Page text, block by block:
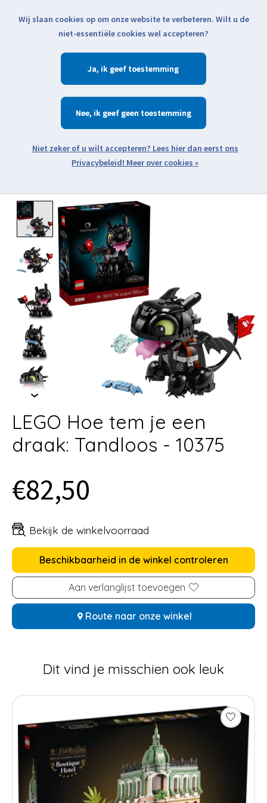
Klik voor actuele verzendinformatie...
Verlanglijst
Zoeken
Open webshop menu
Product image slideshow Items
LEGO Hoe tem je een
draak: Tandloos - 10375
€82,50
Bekijk de winkelvoorraad
Beschikbaarheid in de winkel controleren
Aan verlanglijst toevoegen
Route naar onze winkel
Dit vind je misschien ook leuk
Wij slaan cookies op om onze website te verbeteren. Wilt u de
niet-essentiële cookies wel accepteren?
Ja
Nee
Meer over cookies »